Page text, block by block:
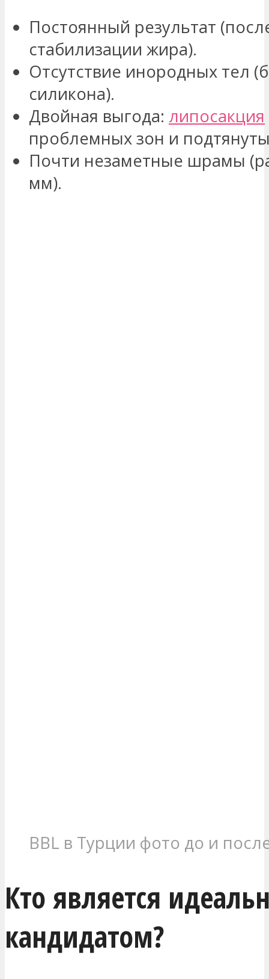
Постоянный результат
стабилизации жира).
Отсутствие инородных тел
силикона).
Двойная выгода: липосакция
проблемных зон и
Почти незаметные шрамы
мм).
BBL в Турции фото до и
Кто является
кандидатом?